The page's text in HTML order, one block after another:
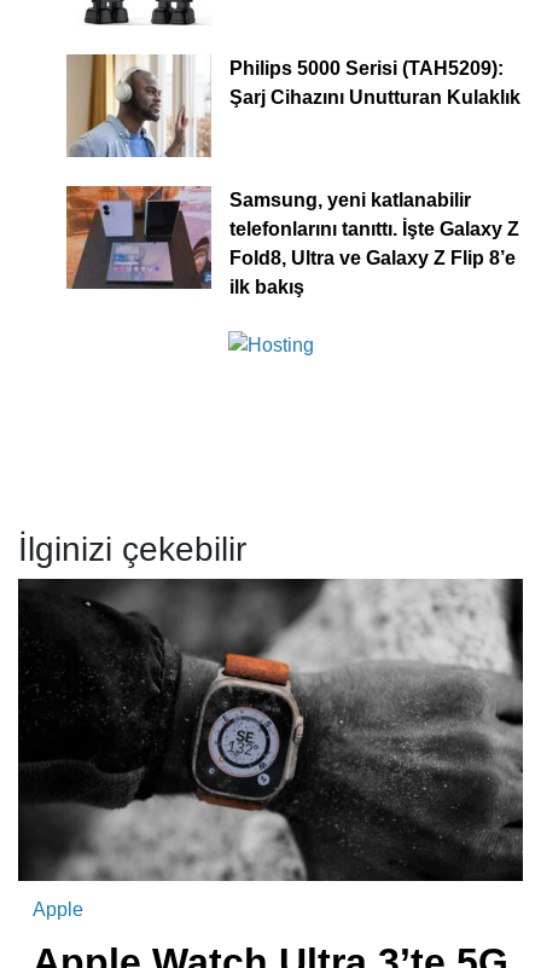
Philips 5000 Serisi (TAH5209):
Şarj Cihazını Unutturan Kulaklık
Samsung, yeni katlanabilir
telefonlarını tanıttı. İşte Galaxy Z
Fold8, Ultra ve Galaxy Z Flip 8’e
ilk bakış
İlginizi çekebilir
Apple